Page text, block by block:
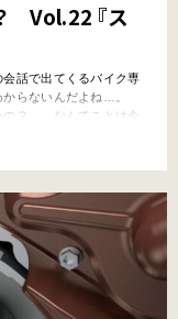
Vol.22 『ス
話で出てくるバイク専
らないんだよね…。
？」…なんてことは今
していくこのコーナ
』とは？ …